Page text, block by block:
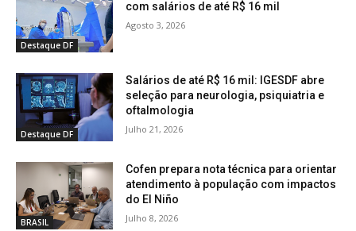
Destaque DF
com salários de até R$ 16 mil
Agosto 3, 2026
Destaque DF
Salários de até R$ 16 mil: IGESDF abre
seleção para neurologia, psiquiatria e
oftalmologia
Julho 21, 2026
BRASIL
Cofen prepara nota técnica para orientar
atendimento à população com impactos
do El Niño
Julho 8, 2026